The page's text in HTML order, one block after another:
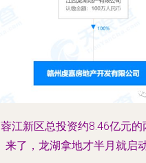
江新区总投资约8.46亿元的
来了，龙湖拿地才半月就启